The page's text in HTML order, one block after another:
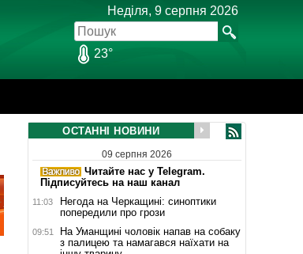
Неділя, 9 серпня 2026
23°
ОСТАННІ НОВИНИ
09 серпня 2026
Читайте нас у Telegram.
Підписуйтесь на наш канал
11:03
Негода на Черкащині: синоптики
попередили про грози
09:51
На Уманщині чоловік напав на собаку
з палицею та намагався наїхати на